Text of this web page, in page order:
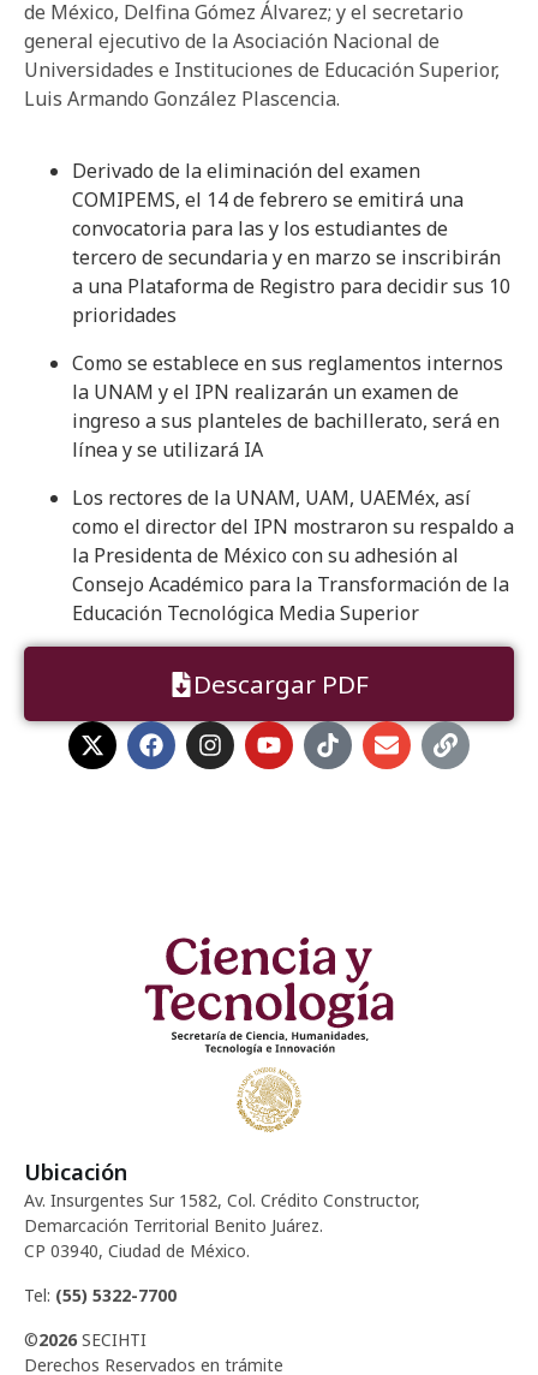
de México, Delfina Gómez Álvarez; y el secretario
general ejecutivo de la Asociación Nacional de
Universidades e Instituciones de Educación Superior,
Luis Armando González Plascencia.
Derivado de la eliminación del examen
COMIPEMS, el 14 de febrero se emitirá una
convocatoria para las y los estudiantes de
tercero de secundaria y en marzo se inscribirán
a una Plataforma de Registro para decidir sus 10
prioridades
Como se establece en sus reglamentos internos
la UNAM y el IPN realizarán un examen de
ingreso a sus planteles de bachillerato, será en
línea y se utilizará IA
Los rectores de la UNAM, UAM, UAEMéx, así
como el director del IPN mostraron su respaldo a
la Presidenta de México con su adhesión al
Consejo Académico para la Transformación de la
Educación Tecnológica Media Superior
Descargar PDF
Ubicación
Av. Insurgentes Sur 1582, Col. Crédito Constructor,
Demarcación Territorial Benito Juárez.
CP 03940, Ciudad de México.
Tel: (55) 5322-7700
©2026 SECIHTI
Derechos Reservados en trámite